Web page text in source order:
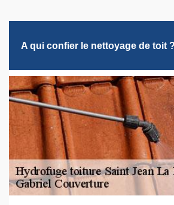
A qui confier le nettoyage de toit ?